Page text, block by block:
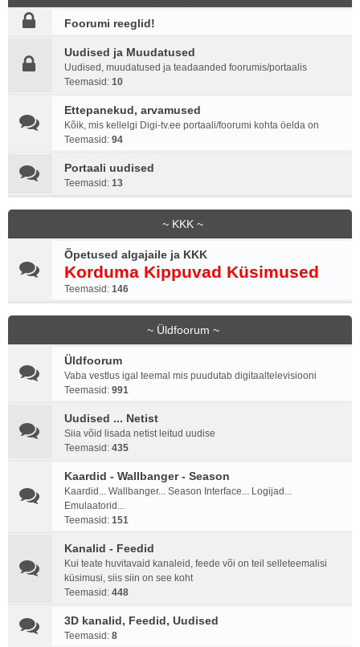
Foorumi reeglid!
Uudised ja Muudatused
Uudised, muudatused ja teadaanded foorumis/portaalis
Teemasid: 10
Ettepanekud, arvamused
Kõik, mis kellelgi Digi-tv.ee portaali/foorumi kohta öelda on
Teemasid: 94
Portaali uudised
Teemasid: 13
~ KKK ~
Õpetused algajaile ja KKK
Korduma Kippuvad Küsimused
Teemasid: 146
~ Üldfoorum ~
Üldfoorum
Vaba vestlus igal teemal mis puudutab digitaaltelevisiooni
Teemasid: 991
Uudised ... Netist
Siia võid lisada netist leitud uudise
Teemasid: 435
Kaardid - Wallbanger - Season
Kaardid... Wallbanger... Season Interface... Logijad...
Emulaatorid...
Teemasid: 151
Kanalid - Feedid
Kui teate huvitavaid kanaleid, feede või on teil selleteemalisi
küsimusi, siis siin on see koht
Teemasid: 448
3D kanalid, Feedid, Uudised
Teemasid: 8